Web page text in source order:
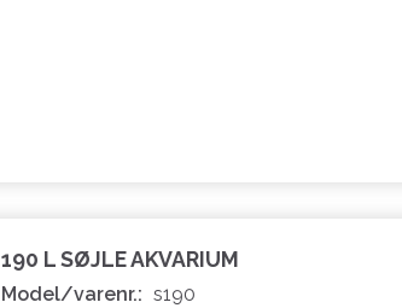
190 L SØJLE AKVARIUM
Model/varenr.: s190